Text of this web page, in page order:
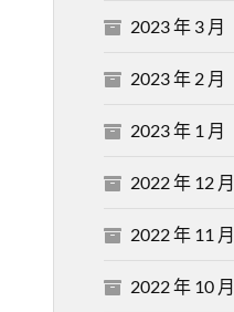
2023 年 3 月
2023 年 2 月
2023 年 1 月
2022 年 12 月
2022 年 11 月
2022 年 10 月